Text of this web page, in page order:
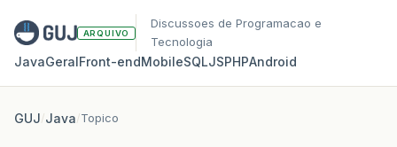
ARQUIVO
Discussoes de Programacao e
Tecnologia
JavaGeralFront‑endMobileSQLJSPHPAndroid
GUJ/Java/Topico